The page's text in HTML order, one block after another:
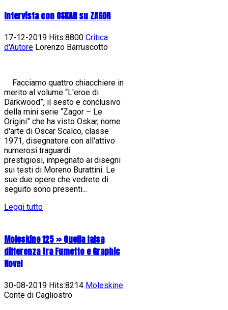
Intervista con OSKAR su ZAGOR
17-12-2019 Hits:8800 Critica
d'Autore Lorenzo Barruscotto
Facciamo quattro chiacchiere in
merito al volume “L'eroe di
Darkwood”, il sesto e conclusivo
della mini serie “Zagor – Le
Origini” che ha visto Oskar, nome
d'arte di Oscar Scalco, classe
1971, disegnatore con all'attivo
numerosi traguardi
prestigiosi, impegnato ai disegni
sui testi di Moreno Burattini. Le
sue due opere che vedrete di
seguito sono presenti...
Leggi tutto
Moleskine 125 » Quella falsa
differenza tra Fumetto e Graphic
Novel
30-08-2019 Hits:8214 Moleskine
Conte di Cagliostro